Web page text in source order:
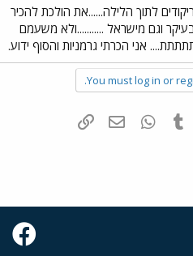
לתוך הלילה......את הולכת להכיר
וגם מישראל ...........ולא משעמם
אני הכרתי גרמניות והסוף ידוע.
You must log in or
Pinterest
Tumblr
WhatsAppדואר אלקטרוני